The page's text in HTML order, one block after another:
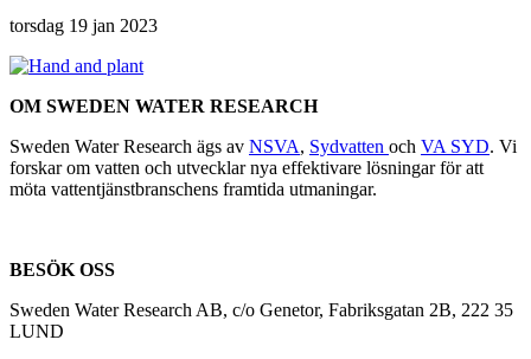
torsdag 19 jan 2023
OM SWEDEN WATER RESEARCH
Sweden Water Research ägs av NSVA, Sydvatten och VA SYD. Vi
forskar om vatten och utvecklar nya effektivare lösningar för att
möta vattentjänstbranschens framtida utmaningar.
BESÖK OSS
Sweden Water Research AB, c/o Genetor, Fabriksgatan 2B, 222 35
LUND